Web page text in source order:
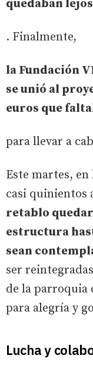
quedaban lejos
. Finalmente,
la Fundación
se unió al
euros que
para llevar a
Este martes,
casi quinientos
retablo
estructura
sean
ser
de la parroquia
para alegría y
Lucha y